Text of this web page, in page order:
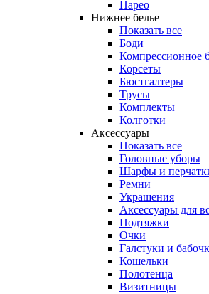
Парео
Нижнее белье
Показать все
Боди
Компрессионное
Корсеты
Бюстгалтеры
Трусы
Комплекты
Колготки
Аксессуары
Показать все
Головные уборы
Шарфы и
Ремни
Украшения
Аксессуары для
Подтяжки
Очки
Галстуки и
Кошельки
Полотенца
Визитницы